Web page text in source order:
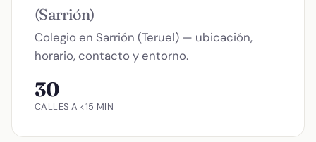
(Sarrión)
Colegio en Sarrión (Teruel) — ubicación,
horario, contacto y entorno.
30
CALLES A <15 MIN